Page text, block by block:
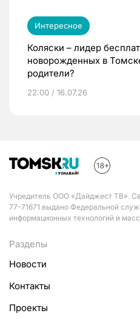
Интересное
Коляски – лидер
новорожденных в
родители?
22:00 / 16.07.26
Учредитель ООО «Дайджест ТВ».
77-71671 выдано Федеральной
информационных технологий и
Разделы
Новости
Контакты
Проекты